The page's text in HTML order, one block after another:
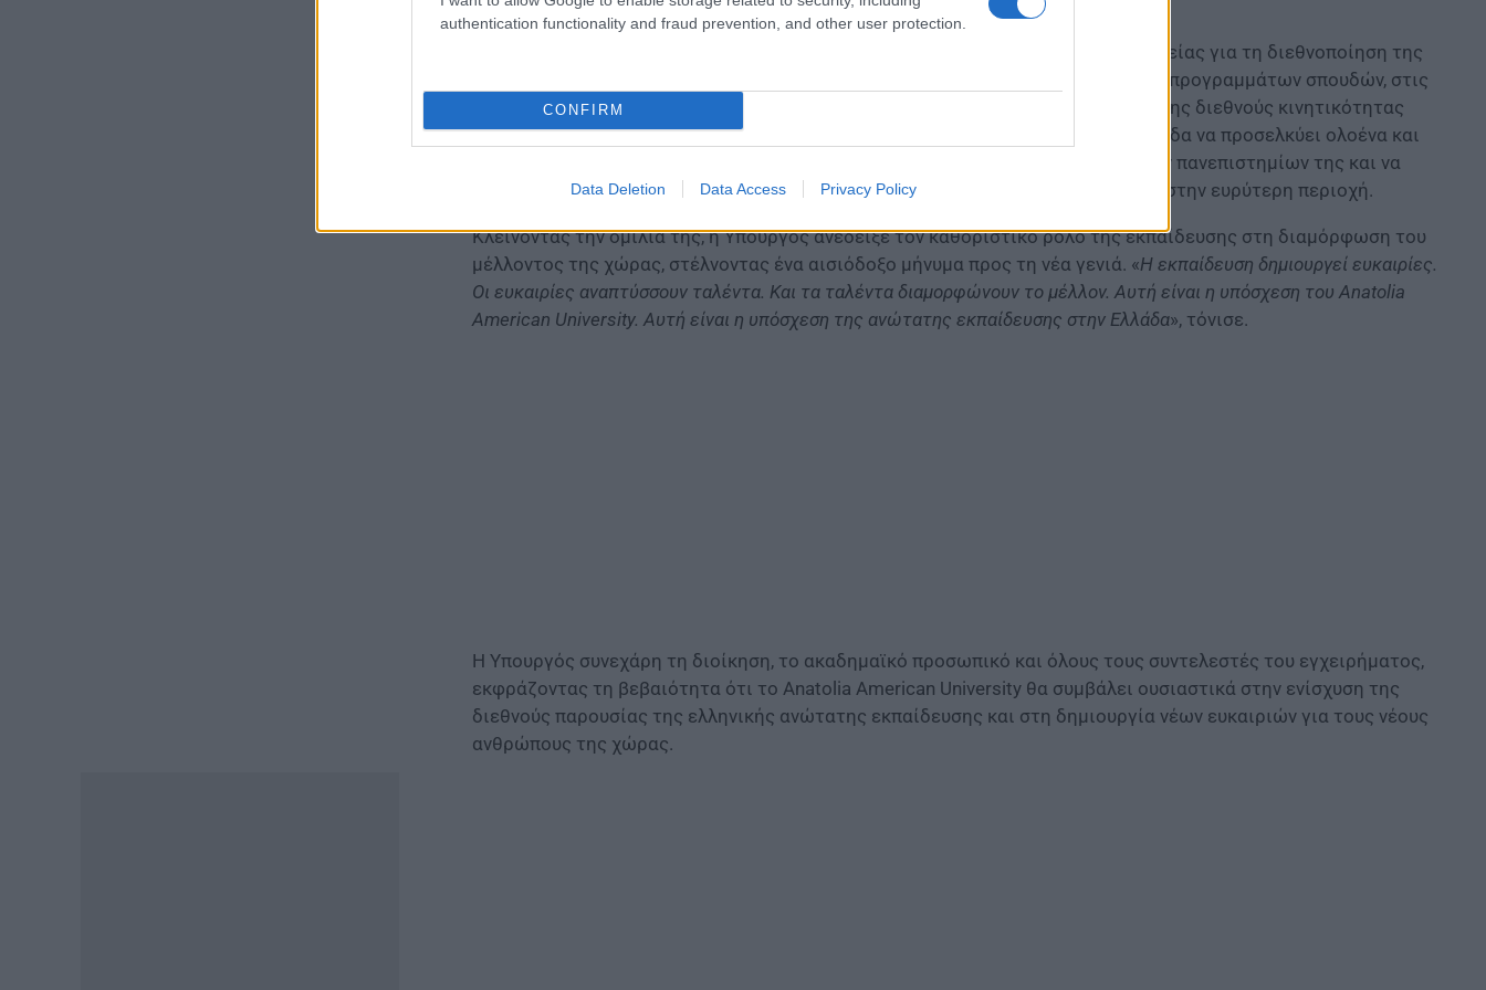
authentication functionality and fraud prevention, and other user protection.
CONFIRM
Data Deletion Data Access Privacy Policy
ευκαιρίες πολλαπλασιάζονται», ανέφερε.
παρουσίασε τη στρατηγική του Υπουργείου Παιδείας για τη διεθνοποίηση της
ελληνικής ανώτατης εκπαίδευσης, με έμφαση στην ανάπτυξη κοινών και διπλών προγραμμάτων σπουδών, στις
συνεργασίες με διακεκριμένα πανεπιστήμια του εξωτερικού και στην ενίσχυση της διεθνούς κινητικότητας
φοιτητών, ερευνητών και ακαδημαϊκών. Όπως υπογράμμισε, στόχος είναι η Ελλάδα να προσελκύει ολοένα και
περισσότερους φοιτητές από το εξωτερικό, να ενισχύει τη διεθνή παρουσία των πανεπιστημίων της και να
αναδεικνύεται σε ισχυρό πόλο εκπαιδευτικής και ερευνητικής δραστηριότητας στην ευρύτερη περιοχή.
Κλείνοντας την ομιλία της, η Υπουργός ανέδειξε τον καθοριστικό ρόλο της εκπαίδευσης στη διαμόρφωση του
μέλλοντος της χώρας, στέλνοντας ένα αισιόδοξο μήνυμα προς τη νέα γενιά. «Η εκπαίδευση δημιουργεί ευκαιρίες.
Οι ευκαιρίες αναπτύσσουν ταλέντα. Και τα ταλέντα διαμορφώνουν το μέλλον. Αυτή είναι η υπόσχεση του Anatolia
American University. Αυτή είναι η υπόσχεση της ανώτατης εκπαίδευσης στην Ελλάδα», τόνισε.
Η Υπουργός συνεχάρη τη διοίκηση, το ακαδημαϊκό προσωπικό και όλους τους συντελεστές του εγχειρήματος,
εκφράζοντας τη βεβαιότητα ότι το Anatolia American University θα συμβάλει ουσιαστικά στην ενίσχυση της
διεθνούς παρουσίας της ελληνικής ανώτατης εκπαίδευσης και στη δημιουργία νέων ευκαιριών για τους νέους
ανθρώπους της χώρας.